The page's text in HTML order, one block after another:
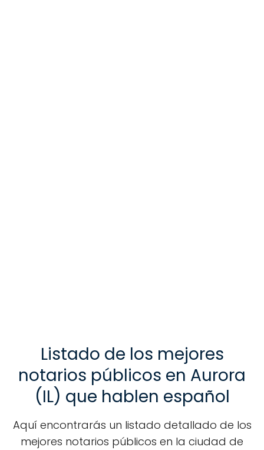
Listado de los mejores
notarios públicos en Aurora
(IL) que hablen español
Aquí encontrarás un listado detallado de los
mejores notarios públicos en la ciudad de